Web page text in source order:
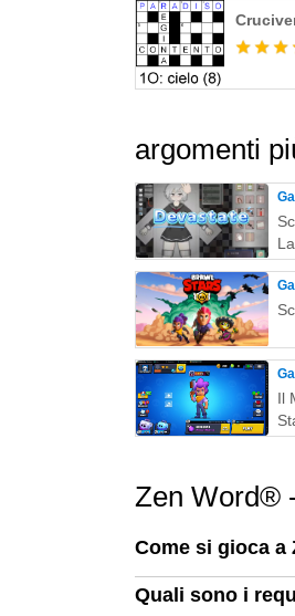
argomenti
Il
Zen Word®
Come si gioca a
Quali sono i